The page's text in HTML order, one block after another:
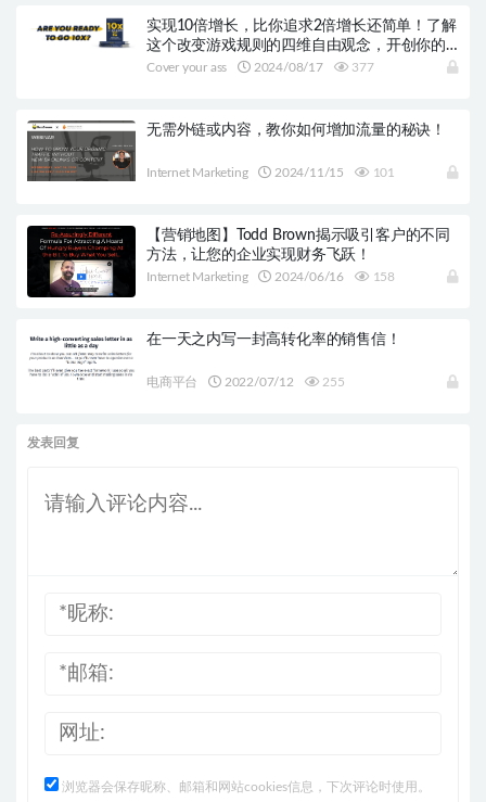
实现10倍增长，比你追求2倍增长还简单！了解
这个改变游戏规则的四维自由观念，开创你的
无限可能！
Cover your ass 2024/08/17 377
无需外链或内容，教你如何增加流量的秘诀！
Internet Marketing 2024/11/15 101
【营销地图】Todd Brown揭示吸引客户的不同
方法，让您的企业实现财务飞跃！
Internet Marketing 2024/06/16 158
在一天之内写一封高转化率的销售信！
电商平台 2022/07/12 255
发表回复
浏览器会保存昵称、邮箱和网站cookies信息，下次评论时使用。